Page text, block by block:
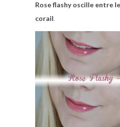
Rose flashy oscille entre
corail.